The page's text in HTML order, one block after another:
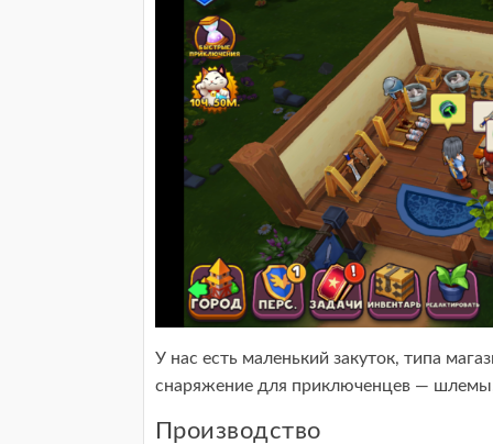
У нас есть маленький закуток, типа
снаряжение для приключенцев —
Производство